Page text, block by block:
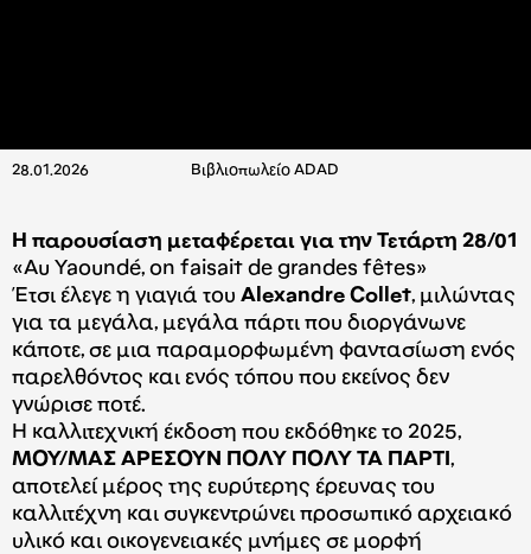
28.01.2026 Βιβλιοπωλείο ADAD
Η παρουσίαση μεταφέρεται για την Τετάρτη 28/01
«Au Yaoundé, on faisait de grandes fêtes»
Έτσι έλεγε η γιαγιά του Alexandre Collet, μιλώντας
για τα μεγάλα, μεγάλα πάρτι που διοργάνωνε
κάποτε, σε μια παραμορφωμένη φαντασίωση ενός
παρελθόντος και ενός τόπου που εκείνος δεν
γνώρισε ποτέ.
Η καλλιτεχνική έκδοση που εκδόθηκε το 2025,
ΜΟΥ/ΜΑΣ ΑΡΕΣΟΥΝ ΠΟΛΥ ΠΟΛΥ ΤΑ ΠΑΡΤΙ ,
αποτελεί μέρος της ευρύτερης έρευνας του
καλλιτέχνη και συγκεντρώνει προσωπικό αρχειακό
υλικό και οικογενειακές μνήμες σε μορφή